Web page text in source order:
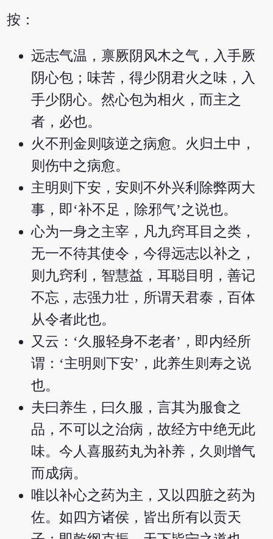
按：
远志气温，禀厥阴风木之气，入手厥
阴心包；味苦，得少阴君火之味，入
手少阴心。然心包为相火，而主之
者，必也。
火不刑金则咳逆之病愈。火归土中，
则伤中之病愈。
主明则下安，安则不外兴利除弊两大
事，即‘补不足，除邪气’之说也。
心为一身之主宰，凡九窍耳目之类，
无一不待其使令，今得远志以补之，
则九窍利，智慧益，耳聪目明，善记
不忘，志强力壮，所谓天君泰，百体
从令者此也。
又云：‘久服轻身不老者’，即内经所
谓：‘主明则下安’，此养生则寿之说
也。
夫曰养生，曰久服，言其为服食之
品，不可以之治病，故经方中绝无此
味。今人喜服药丸为补养，久则增气
而成病。
唯以补心之药为主，又以四脏之药为
佐。如四方诸侯，皆出所有以贡天